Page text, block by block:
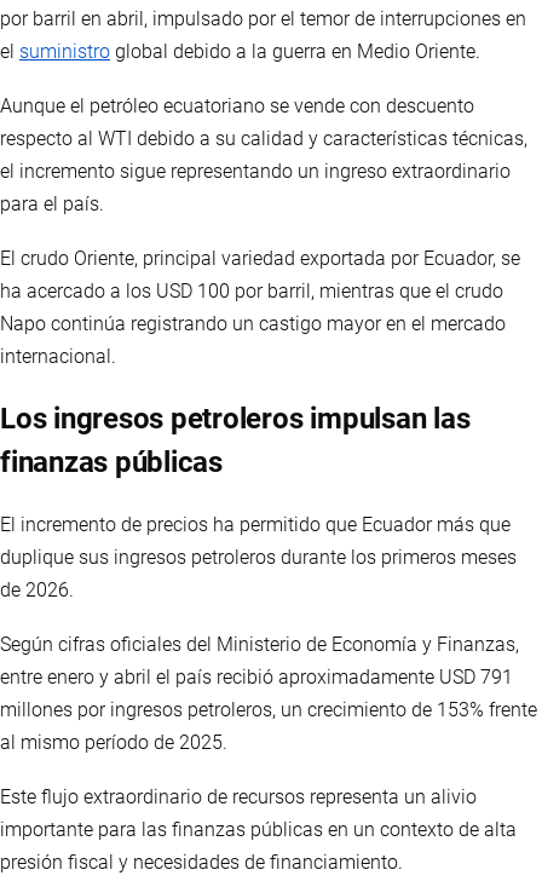
por barril en abril, impulsado por el temor de interrupciones en
el suministro global debido a la guerra en Medio Oriente.
Aunque el petróleo ecuatoriano se vende con descuento
respecto al WTI debido a su calidad y características técnicas,
el incremento sigue representando un ingreso extraordinario
para el país.
El crudo Oriente, principal variedad exportada por Ecuador, se
ha acercado a los USD 100 por barril, mientras que el crudo
Napo continúa registrando un castigo mayor en el mercado
internacional.
Los ingresos petroleros impulsan las
finanzas públicas
El incremento de precios ha permitido que Ecuador más que
duplique sus ingresos petroleros durante los primeros meses
de 2026.
Según cifras oficiales del Ministerio de Economía y Finanzas,
entre enero y abril el país recibió aproximadamente USD 791
millones por ingresos petroleros, un crecimiento de 153% frente
al mismo período de 2025.
Este flujo extraordinario de recursos representa un alivio
importante para las finanzas públicas en un contexto de alta
presión fiscal y necesidades de financiamiento.